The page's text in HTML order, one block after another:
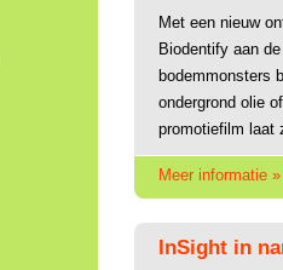
Met een nieuw
Biodentify aan
bodemmonsters
ondergrond olie
promotiefilm laat
Meer informatie »
InSight in